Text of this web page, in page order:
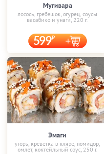
Мугивара
лосось, гребешок, огурец, соусы
васабико и унаги, 220 г.
599
Эмаги
угорь, креветка в кляре, помидор,
омлет, коктейльный соус, 250 г.